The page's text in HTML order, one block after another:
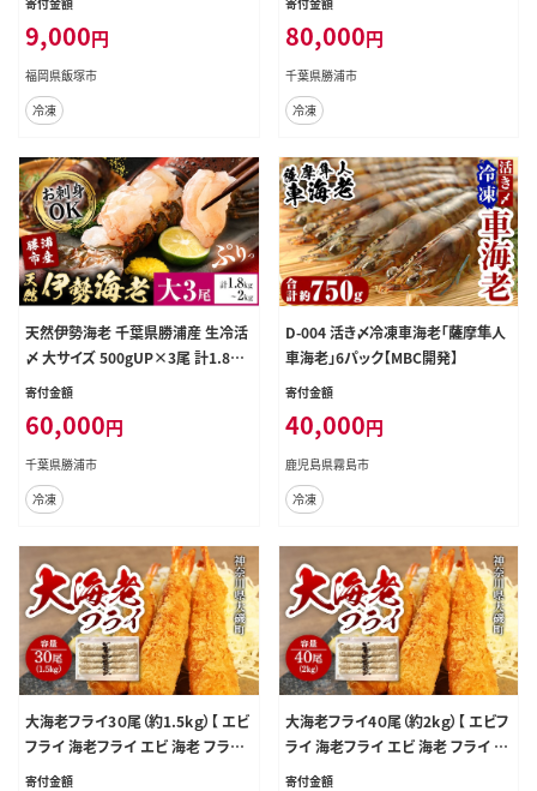
9,000円
福岡県飯塚市
冷凍
老 海老 えび【配送不可地域あり】（離
島）【1506779】---kastuura_kshm
_6---
80,000円
千葉県勝浦市
冷凍
天然伊勢海老 千葉県勝浦産 生冷活
〆 大サイズ 500gUP×3尾 計1.8kg
【刺身OK】 贈答 株式会社串浜水産
千葉県 勝浦市 伊勢海老 海老 えび
【配送不可地域あり】（離島）【149873
9】---kastuura_kshm_2---
寄付金額
60,000円
千葉県勝浦市
冷凍
D-004 活き〆冷凍車海老「薩摩隼人
車海老」6パック【MBC開発】
寄付金額
40,000円
鹿児島県霧島市
冷凍
大海老フライ3０尾（約1.5kｇ）【 エビ
フライ 海老フライ エビ 海老 フライ
冷凍 冷凍食品 神奈川県 大磯町 ブ
寄付金額
大海老フライ4０尾（約2kｇ）【 エビフ
ライ 海老フライ エビ 海老 フライ 冷
凍 冷凍食品 神奈川県 大磯町 ブラッ
寄付金額